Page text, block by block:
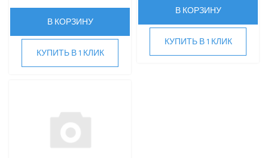
В КОРЗИНУ
КУПИТЬ В 1 КЛИК
В КОРЗИНУ
КУПИТЬ В 1 КЛИК